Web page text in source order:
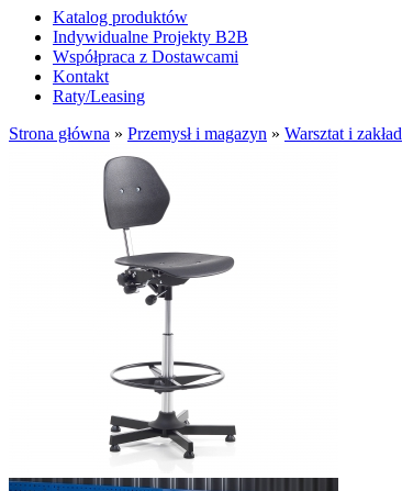
Katalog produktów
Indywidualne Projekty B2B
Współpraca z Dostawcami
Kontakt
Raty/Leasing
Strona główna » Przemysł i magazyn » Warsztat i zakład